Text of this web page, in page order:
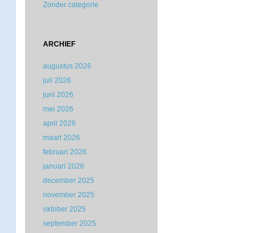
Zonder categorie
ARCHIEF
augustus 2026
juli 2026
juni 2026
mei 2026
april 2026
maart 2026
februari 2026
januari 2026
december 2025
november 2025
oktober 2025
september 2025